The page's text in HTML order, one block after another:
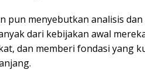
pun menyebutkan analisis
dari kebijakan awal
dan memberi fondasi yang